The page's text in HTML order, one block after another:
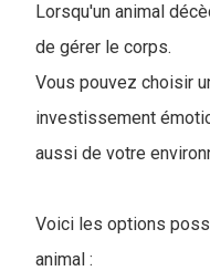
Lorsqu'un animal
de gérer le corps.
Vous pouvez choisir
investissement
aussi de votre
Voici les options
animal :